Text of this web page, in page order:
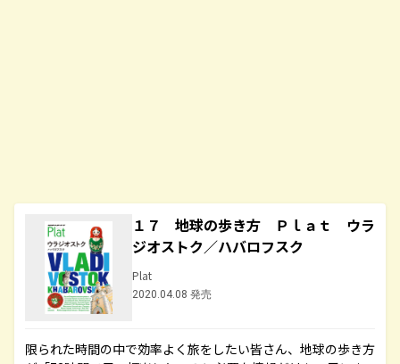
１７ 地球の歩き方 Ｐｌａｔ ウラ
ジオストク／ハバロフスク
Plat
2020.04.08 発売
限られた時間の中で効率よく旅をしたい皆さん、地球の歩き方